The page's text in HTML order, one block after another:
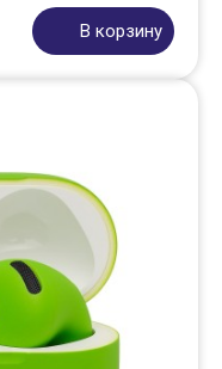
В корзину